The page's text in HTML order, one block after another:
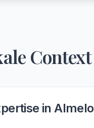
Context
inAlmelo